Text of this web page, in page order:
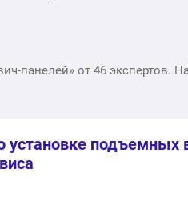
панелей» от 46 экспертов.
установке подъемных